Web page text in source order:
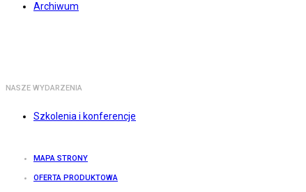
Archiwum
NASZE WYDARZENIA
Szkolenia i konferencje
MAPA STRONY
OFERTA PRODUKTOWA